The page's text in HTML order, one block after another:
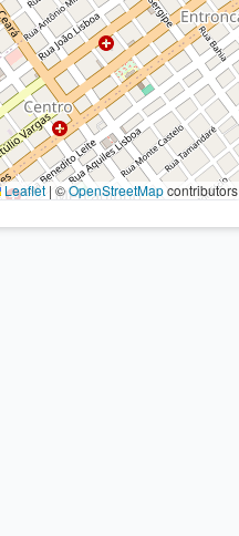
Leaflet | ©OpenStreetMapcontributors